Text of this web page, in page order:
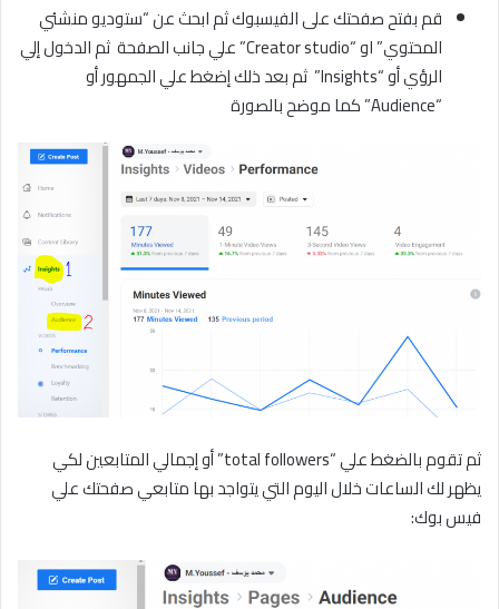
قم بفتح صفحتك على الفيسبوك ثم ابحث عن “ستوديو منشئي
المحتوي” او “Creator studio” علي جانب الصفحة ثم الدخول إلي
الرؤي أو “Insights” ثم بعد ذلك إضغط علي الجمهور أو
“Audience” كما موضح بالصورة
ثم تقوم بالضغط علي “total followers” أو إجمالي المتابعين لكي
يظهر لك الساعات خلال اليوم التي يتواجد بها متابعي صفحتك علي
فيس بوك: